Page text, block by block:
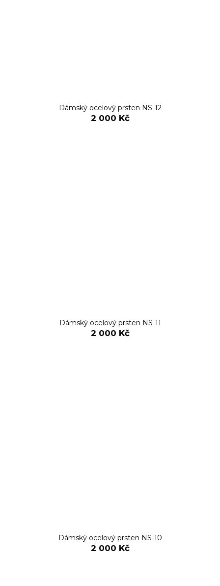
Dámský ocelový prsten NS-12
2 000 Kč
Dámský ocelový prsten NS-11
2 000 Kč
Dámský ocelový prsten NS-10
2 000 Kč